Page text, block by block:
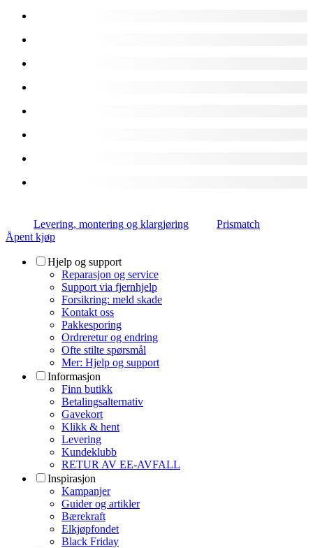
Levering, montering og klargjøring
Prismatch
Åpent kjøp
Hjelp og support
Reparasjon og service
Support via fjernhjelp
Forsikring: meld skade
Kontakt oss
Pakkesporing
Ordreretur og endring
Ofte stilte spørsmål
Mer: Hjelp og support
Informasjon
Finn butikk
Betalingsalternativ
Gavekort
Klikk & hent
Levering
Kundeklubb
RETUR AV EE-AVFALL
Inspirasjon
Kampanjer
Guider og artikler
Bærekraft
Elkjøpfondet
Black Friday